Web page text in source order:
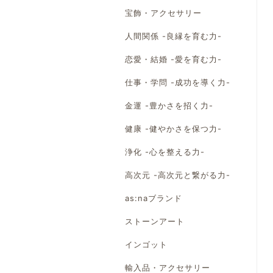
宝飾・アクセサリー
人間関係 -良縁を育む力-
恋愛・結婚 -愛を育む力-
仕事・学問 -成功を導く力-
金運 -豊かさを招く力-
健康 -健やかさを保つ力-
浄化 -心を整える力-
高次元 -高次元と繋がる力-
as:naブランド
ストーンアート
インゴット
輸入品・アクセサリー